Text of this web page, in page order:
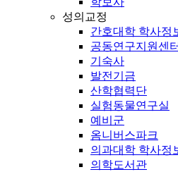
성의교정
간호대학 학사정
공동연구지원센터
기숙사
발전기금
산학협력단
실험동물연구실
예비군
옴니버스파크
의과대학 학사정
의학도서관